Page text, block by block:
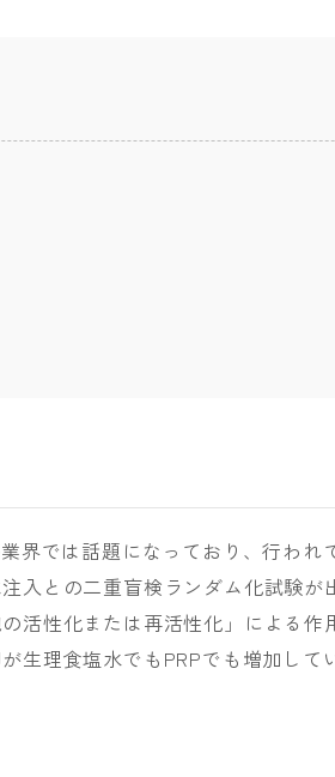
界では話題になっており、行われ
入との二重盲検ランダム化試験が
活性化または再活性化」による
生理食塩水でもPRPでも増加して